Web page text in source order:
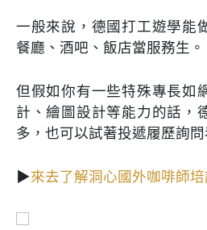
一般來說，德國打工遊學能
餐廳、酒吧、飯店當服務生。
但假如你有一些特殊專長如
計、繪圖設計等能力的話，
多，也可以試著投遞履歷詢問
▶來去了解洞心國外咖啡師培